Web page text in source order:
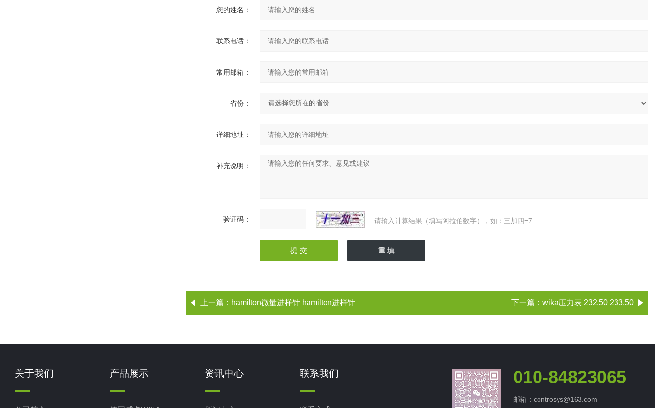
您的姓名：
联系电话：
常用邮箱：
省份：
详细地址：
补充说明：
验证码： 请输入计算结果（填写阿拉伯数字），如：三加四=7
上一篇： hamilton微量进样针 hamilton进样针 下一篇： wika压力表 232.50 233.50
关于我们 产品展示 资讯中心 联系我们 010-84823065
邮箱：controsys@163.com